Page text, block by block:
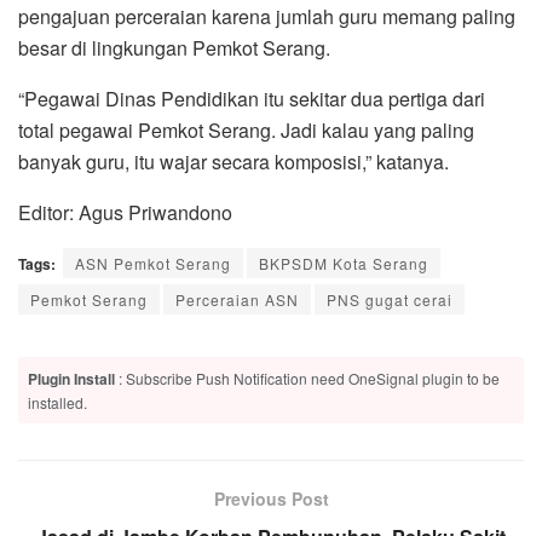
pengajuan perceraian karena jumlah guru memang paling
besar di lingkungan Pemkot Serang.
“Pegawai Dinas Pendidikan itu sekitar dua pertiga dari
total pegawai Pemkot Serang. Jadi kalau yang paling
banyak guru, itu wajar secara komposisi,” katanya.
Editor: Agus Priwandono
Tags: ASN Pemkot Serang
BKPSDM Kota Serang
Pemkot Serang
Perceraian ASN PNS gugat cerai
Plugin Install : Subscribe Push Notification need OneSignal plugin to be
installed.
Previous Post